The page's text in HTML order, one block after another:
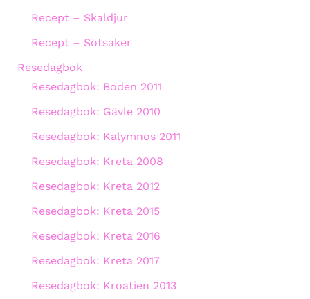
Recept – Skaldjur
Recept – Sötsaker
Resedagbok
Resedagbok: Boden 2011
Resedagbok: Gävle 2010
Resedagbok: Kalymnos 2011
Resedagbok: Kreta 2008
Resedagbok: Kreta 2012
Resedagbok: Kreta 2015
Resedagbok: Kreta 2016
Resedagbok: Kreta 2017
Resedagbok: Kroatien 2013